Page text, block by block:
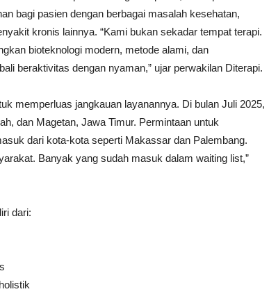
bagi pasien dengan berbagai masalah kesehatan,
kronis lainnya. “Kami bukan sekadar tempat terapi.
bioteknologi modern, metode alami, dan
beraktivitas dengan nyaman,” ujar perwakilan Diterapi.
memperluas jangkauan layanannya. Di bulan Juli 2025,
dan Magetan, Jawa Timur. Permintaan untuk
dari kota-kota seperti Makassar dan Palembang.
Banyak yang sudah masuk dalam waiting list,”
dari: